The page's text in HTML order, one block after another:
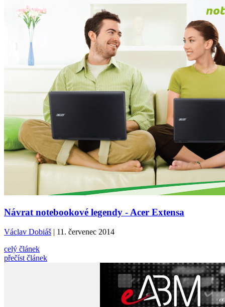
Návrat notebookové legendy - Acer Extensa
Václav Dobiáš | 11. červenec 2014
celý článek
přečíst článek